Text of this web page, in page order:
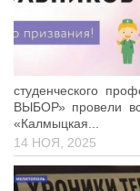
Библиотека
Студенческий
Студенческое
Социальная
Центр
График
студенческого
ВЫБОР» провели
«Калмыцкая...
14 НОЯ, 2025